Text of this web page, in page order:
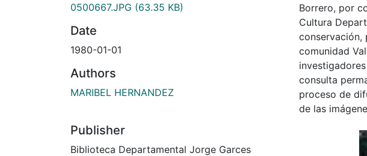
0500667.JPG (63.35 KB)
Date
1980-01-01
Authors
MARIBEL HERNANDEZ
Publisher
Biblioteca Departamental Jorge Garces
Borrero, por
Cultura
conservación,
comunidad
consulta
proceso de
de las